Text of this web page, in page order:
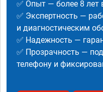
✅ Опыт — более 8 лет
✅ Экспертность —
и диагностическим
✅ Надежность —
✅ Прозрачность —
телефону и